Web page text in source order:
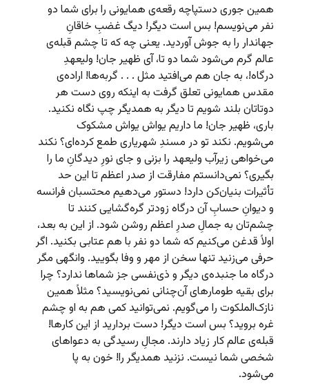
همین جوری دستپاچه رقعه‌ی همایونی را برای شما دو
نفر می‌نویسم! بس است دیگر! دیگ غضبِ خاقانِ
جهاندار را به جوش آوردید. یعنی چه که تا چشم قبله‌ی
عالم گرم می‌شود شما دو تا، آی ظهیر جان! ولیعهدِ
درگاه!، به جان هم می‌افتید مثل . . . گربه‌ها! اراده‌ی
مقدس همایونی تعلق گرفت به اینکه روی دست هر
دوتاتان بلند شویم تا دیگر به همدیگر چپ نگاه نکنید.
باری، ظهیر جان! ما داریم یواش یواش مشکوک
می‌شویم. نکند تو در مسندِ شهریاری طمع کرده‌ای؟ نکند
می‌خواهی زیرآب ولیعهد را بزنی و جای نورِ دیدگانِ ما را
بگیری؟ نمی‌دانستم مفارقت از صدر اعظم تا این حد
تأثیرات بنیان‌کن دارد! دستور می‌دهیم محتسبان فرانسه
و دیوانِ حسابِ آن درگاه زودتر گره‌گشایی کنند تا
چشم‌تان به جمالِ صدرِ اعظم روشن شود. از این به بعد،
اولاً قدغن می‌کنیم که شما دو نفر با هم عتابی بکنید. اگر
حرفی می‌زنید تنها سخن از مهر و وفا بگویید. وانگهی مگر
درگاه ما جنبده‌ی دیگر و ذی‌نفسی جز شماها ندارد؟ چرا
برای بقیه طومارهای آن‌چنانی نمی‌نویسید؟ مثلاً همین
نازک‌الملکوت را می‌گویم. نمی‌توانید کمی هم به او چشم
غره بروید؟ بس است دیگر! دست بردارید از این کارها!
قبله‌ی عالم کار زیاد دارند. مجالِ رسیدگی به دعواهای
شخصی شما نیست. نزنید همدیگر را! خون به پا
می‌شود.